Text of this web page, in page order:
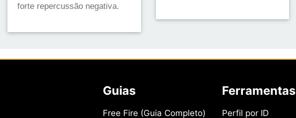
forte repercussão negativa.
Guias
Free Fire (Guia Completo)
Ferramentas
Perfil por ID